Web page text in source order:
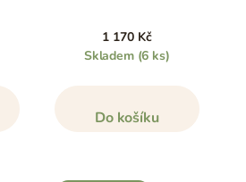
1 170 Kč
Skladem (6 ks)
Do košíku